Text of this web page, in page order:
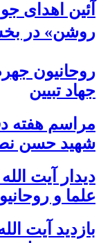
آئین اهدای
روشن» در
روحانیون
جهاد تبیین
مراسم هفته
شهید حسن
دیدار آیت
علما و
بازدید آیت